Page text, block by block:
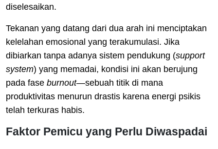
diselesaikan.
Tekanan yang datang dari dua arah ini menciptakan
kelelahan emosional yang terakumulasi. Jika
dibiarkan tanpa adanya sistem pendukung (support
system) yang memadai, kondisi ini akan berujung
pada fase burnout—sebuah titik di mana
produktivitas menurun drastis karena energi psikis
telah terkuras habis.
Faktor Pemicu yang Perlu Diwaspadai